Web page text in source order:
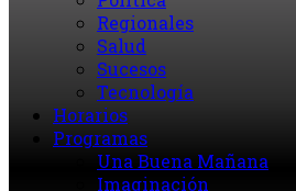
Regionales
Salud
Sucesos
Tecnología
Horarios
Programas
Una Buena Mañana
Imaginación